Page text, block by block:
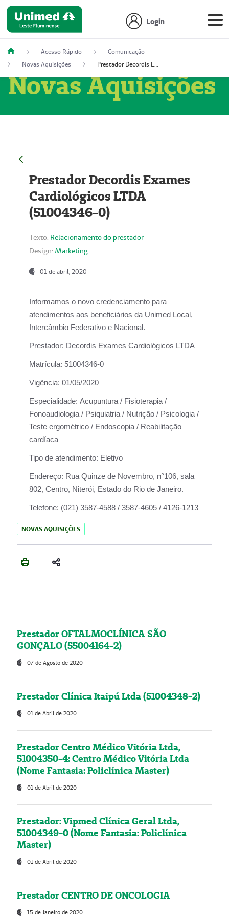
Login
Acesso Rápido
Comunicação
Novas Aquisições
Prestador Decordis Exames Cardiológicos LTDA (51004346-0)
Novas Aquisições
Prestador Decordis Exames
Cardiológicos LTDA
(51004346-0)
Texto: Relacionamento do prestador
Design: Marketing
01 de abril, 2020
Informamos o novo credenciamento para
atendimentos aos beneficiários da Unimed Local,
Intercâmbio Federativo e Nacional.
Prestador: Decordis Exames Cardiológicos LTDA
Matrícula: 51004346-0
Vigência: 01/05/2020
Especialidade: Acupuntura / Fisioterapia /
Fonoaudiologia / Psiquiatria / Nutrição / Psicologia /
Teste ergométrico / Endoscopia / Reabilitação
cardíaca
Tipo de atendimento: Eletivo
Endereço: Rua Quinze de Novembro, n°106, sala
802, Centro, Niterói, Estado do Rio de Janeiro.
Telefone: (021) 3587-4588 / 3587-4605 / 4126-1213
NOVAS AQUISIÇÕES
Prestador OFTALMOCLÍNICA SÃO
GONÇALO (55004164-2)
07 de Agosto de 2020
Prestador Clínica Itaipú Ltda (51004348-2)
01 de Abril de 2020
Prestador Centro Médico Vitória Ltda,
51004350-4: Centro Médico Vitória Ltda
(Nome Fantasia: Policlínica Master)
01 de Abril de 2020
Prestador: Vipmed Clínica Geral Ltda,
51004349-0 (Nome Fantasia: Policlínica
Master)
01 de Abril de 2020
Prestador CENTRO DE ONCOLOGIA
15 de Janeiro de 2020